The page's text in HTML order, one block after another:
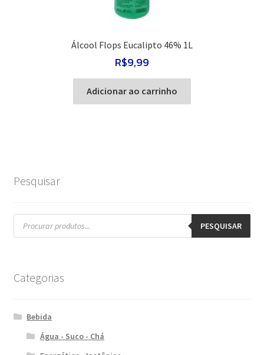
Álcool Flops Eucalipto 46% 1L
R$9,99
Adicionar ao carrinho
Pesquisar
Pesquisar
produtos PESQUISAR
Categorias
Bebida
Água - Suco - Chá